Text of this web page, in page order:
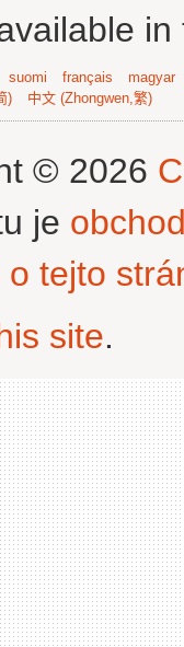
suomi français
magyar
) 中文 (Zhongwen,繁)
© 2026
je
tejto
site.